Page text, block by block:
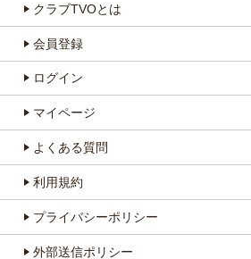
クラブTVOとは
会員登録
ログイン
マイページ
よくある質問
利用規約
プライバシーポリシー
外部送信ポリシー